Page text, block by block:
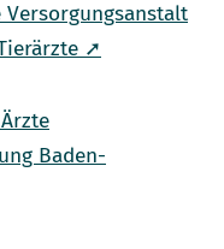
➚
Baden-